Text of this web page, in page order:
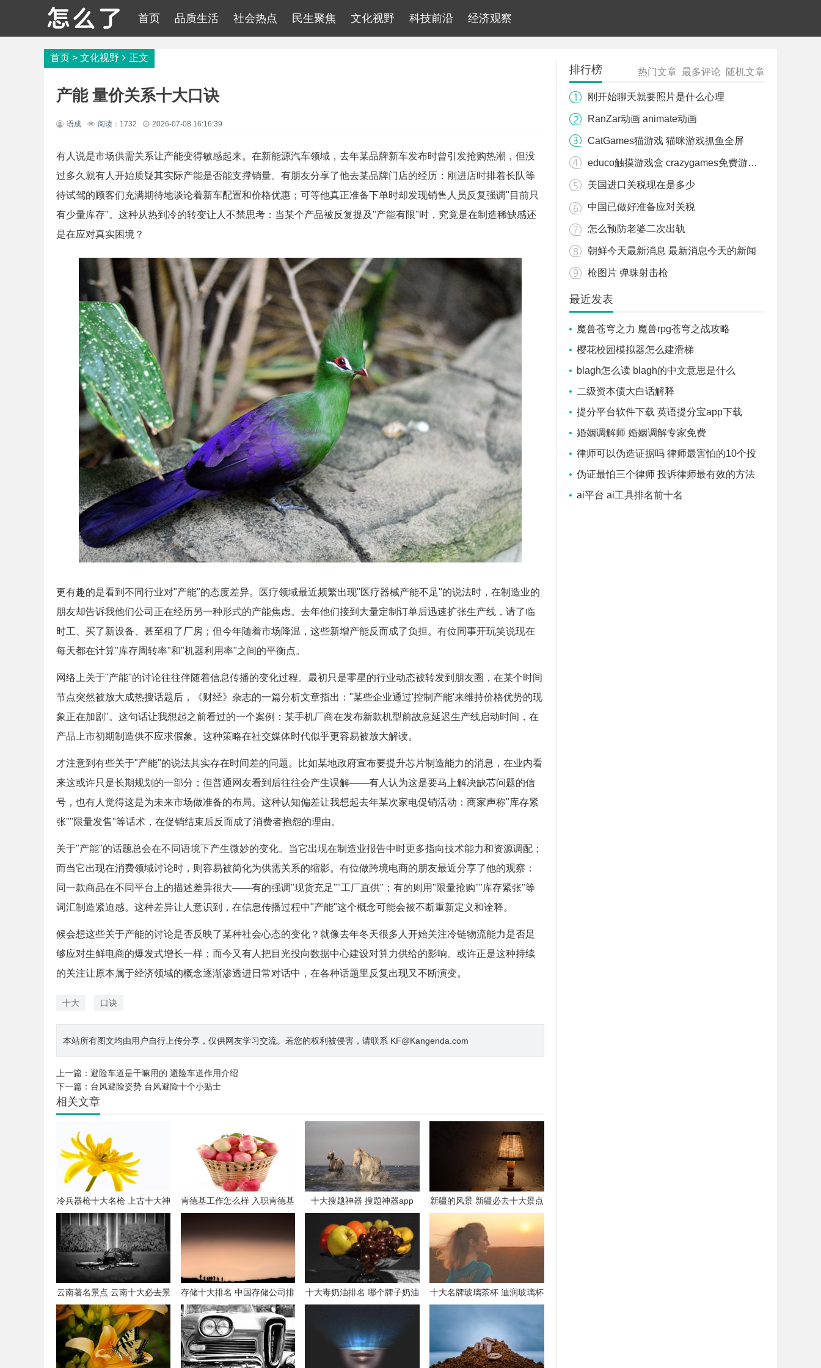
首页 品质生活 社会热点 民生聚焦 文化视野 科技前沿 经济观察
首页 > 文化视野 正文
产能 量价关系十大口诀
语成 阅读：1732 2026-07-08 16:16:39
有人说是市场供需关系让产能变得敏感起来。在新能源汽车领域，去年某品牌新车发布时曾引发抢购热潮，但没
过多久就有人开始质疑其实际产能是否能支撑销量。有朋友分享了他去某品牌门店的经历：刚进店时排着长队等
待试驾的顾客们充满期待地谈论着新车配置和价格优惠；可等他真正准备下单时却发现销售人员反复强调"目前只
有少量库存"。这种从热到冷的转变让人不禁思考：当某个产品被反复提及"产能有限"时，究竟是在制造稀缺感还
是在应对真实困境？
更有趣的是看到不同行业对"产能"的态度差异。医疗领域最近频繁出现"医疗器械产能不足"的说法时，在制造业的
朋友却告诉我他们公司正在经历另一种形式的产能焦虑。去年他们接到大量定制订单后迅速扩张生产线，请了临
时工、买了新设备、甚至租了厂房；但今年随着市场降温，这些新增产能反而成了负担。有位同事开玩笑说现在
每天都在计算"库存周转率"和"机器利用率"之间的平衡点。
网络上关于"产能"的讨论往往伴随着信息传播的变化过程。最初只是零星的行业动态被转发到朋友圈，在某个时间
节点突然被放大成热搜话题后，《财经》杂志的一篇分析文章指出："某些企业通过'控制产能'来维持价格优势的现
象正在加剧"。这句话让我想起之前看过的一个案例：某手机厂商在发布新款机型前故意延迟生产线启动时间，在
产品上市初期制造供不应求假象。这种策略在社交媒体时代似乎更容易被放大解读。
才注意到有些关于"产能"的说法其实存在时间差的问题。比如某地政府宣布要提升芯片制造能力的消息，在业内看
来这或许只是长期规划的一部分；但普通网友看到后往往会产生误解——有人认为这是要马上解决缺芯问题的信
号，也有人觉得这是为未来市场做准备的布局。这种认知偏差让我想起去年某次家电促销活动：商家声称"库存紧
张""限量发售"等话术，在促销结束后反而成了消费者抱怨的理由。
关于"产能"的话题总会在不同语境下产生微妙的变化。当它出现在制造业报告中时更多指向技术能力和资源调配；
而当它出现在消费领域讨论时，则容易被简化为供需关系的缩影。有位做跨境电商的朋友最近分享了他的观察：
同一款商品在不同平台上的描述差异很大——有的强调"现货充足""工厂直供"；有的则用"限量抢购""库存紧张"等
词汇制造紧迫感。这种差异让人意识到，在信息传播过程中"产能"这个概念可能会被不断重新定义和诠释。
候会想这些关于产能的讨论是否反映了某种社会心态的变化？就像去年冬天很多人开始关注冷链物流能力是否足
够应对生鲜电商的爆发式增长一样；而今又有人把目光投向数据中心建设对算力供给的影响。或许正是这种持续
的关注让原本属于经济领域的概念逐渐渗透进日常对话中，在各种话题里反复出现又不断演变。
十大 口诀
本站所有图文均由用户自行上传分享，仅供网友学习交流。若您的权利被侵害，请联系 KF@Kangenda.com
上一篇： 避险车道是干嘛用的 避险车道作用介绍
下一篇： 台风避险姿势 台风避险十个小贴士
相关文章
冷兵器枪十大名枪 上古十大神
枪
肯德基工作怎么样 入职肯德基
的十大忠告
十大搜题神器 搜题神器app 新疆的风景 新疆必去十大景点
云南著名景点 云南十大必去景
点
存储十大排名 中国存储公司排
名
十大毒奶油排名 哪个牌子奶油
好吃
十大名牌玻璃茶杯 迪润玻璃杯
是牌子吗
排行榜 热门文章 最多评论 随机文章
刚开始聊天就要照片是什么心理
RanZar动画 animate动画
CatGames猫游戏 猫咪游戏抓鱼全屏
educo触摸游戏盒 crazygames免费游戏入口在线玩
美国进口关税现在是多少
中国已做好准备应对关税
怎么预防老婆二次出轨
朝鲜今天最新消息 最新消息今天的新闻
枪图片 弹珠射击枪
最近发表
魔兽苍穹之力 魔兽rpg苍穹之战攻略
樱花校园模拟器怎么建滑梯
blagh怎么读 blagh的中文意思是什么
二级资本债大白话解释
提分平台软件下载 英语提分宝app下载
婚姻调解师 婚姻调解专家免费
律师可以伪造证据吗 律师最害怕的10个投
诉伪证最怕三个律师 投诉律师最有效的方法
ai平台 ai工具排名前十名